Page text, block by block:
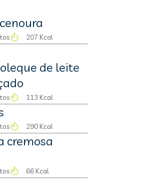
207 Kcal
de leite
113 Kcal
290 Kcal
cremosa
66 Kcal